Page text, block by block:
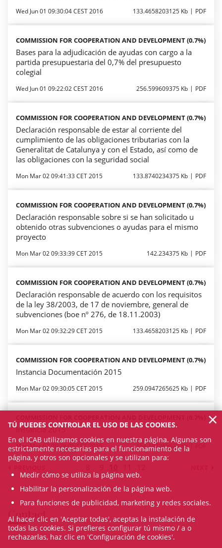
Wed Jun 01 09:30:04 CEST 2016 133.4658203125 Kb PDF
COMMISSION FOR COOPERATION AND DEVELOPMENT (0.7%)
Bases para la adjudicación de ayudas con cargo a la
partida presupuestaria del 0,7% del presupuesto
colegial
Wed Jun 01 09:22:02 CEST 2016 256.599609375 Kb PDF
COMMISSION FOR COOPERATION AND DEVELOPMENT (0.7%)
Declaración responsable de estar al corriente del
cumplimiento de las obligaciones tributarias con la
Generalitat de Catalunya y con el Estado, así como de
las obligaciones con la seguridad social
Mon Mar 02 09:41:33 CET 2015 133.8740234375 Kb PDF
COMMISSION FOR COOPERATION AND DEVELOPMENT (0.7%)
Declaración responsable sobre si se han solicitado u
obtenido otras subvenciones o ayudas para el mismo
proyecto
Mon Mar 02 09:33:39 CET 2015 142.234375 Kb PDF
COMMISSION FOR COOPERATION AND DEVELOPMENT (0.7%)
Declaración responsable de acuerdo con los requisitos
de la ley 38/2003, de 17 de noviembre, general de
subvenciones (boe nº 276, de 18.11.2003)
Mon Mar 02 09:32:29 CET 2015 133.4658203125 Kb PDF
COMMISSION FOR COOPERATION AND DEVELOPMENT (0.7%)
Instancia Documentación 2015
Mon Mar 02 09:30:05 CET 2015 259.0947265625 Kb PDF
Instancia 2015
Mon Mar 02 09:29:05 CET 2015 154.197265625 Kb
Contact
TÚ PUEDES CONTROLAR EL USO DE LAS COOKIES.
En el ICAB utilizamos cookies en nuestra página. Algunas son
estrictamente necesarias para el funcionamiento de la
página, y otros son opcionales y se utilizan para:
Medir cómo se utiliza la página web.
Habilitar la personalización de la página web.
Para funciones de publicidad, marketing y redes sociales.
Al hacer clic en 'Aceptar todas', aceptas la instalación de
todas las cookies. Si prefieres configurar tú mismo / a o
rechazarlas, haz clic en 'Configuración de cookies'.
×